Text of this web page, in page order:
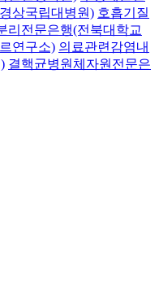
상국립대병원) 호흡기질
리전문은행(전북대학교
연구소) 의료관련감염내
결핵균병원체자원전문은